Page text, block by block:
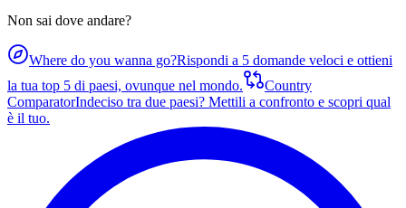
Non sai dove andare?
Where do you wanna go?Rispondi a 5 domande veloci e ottieni
la tua top 5 di paesi, ovunque nel mondo.
Country
ComparatorIndeciso tra due paesi? Mettili a confronto e scopri qual
è il tuo.